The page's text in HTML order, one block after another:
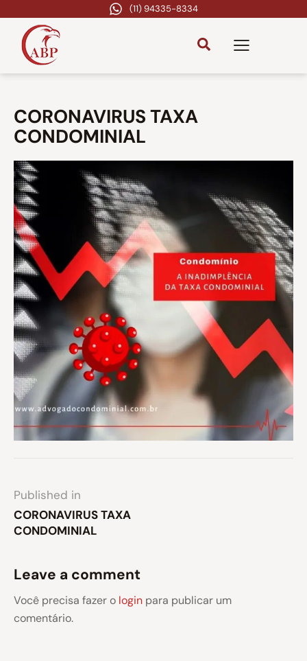
(11) 94335-8334
CORONAVIRUS TAXA
CONDOMINIAL
Published in
CORONAVIRUS TAXA
CONDOMINIAL
Leave a comment
Você precisa fazer o login para publicar um
comentário.